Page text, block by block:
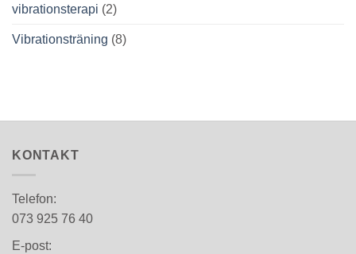
vibrationsterapi (2)
Vibrationsträning (8)
KONTAKT
Telefon:
073 925 76 40
E-post: